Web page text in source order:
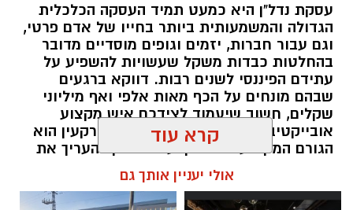
עסקת נדל"ן היא כמעט תמיד העסקה הכלכלית
הגדולה והמשמעותית ביותר בחייו של אדם פרטי,
וגם עבור חברות, יזמים וגופים מוסדיים מדובר
בהחלטות כבדות משקל שעשויות להשפיע על
עתידם הפיננסי לשנים רבות. דווקא ברגעים
שבהם מונחים על הכף מאות אלפי ואף מיליוני
שקלים, חשוב שיעמוד לצידכם איש מקצוע
אובייקטיבי, מוסמך ומנוסה. שמאי מקרקעין הוא
הגורם המקצועי המוסמך על פי חוק להעריך את
שווי של נכסי מקרקעין, והוא זה שמעניק לכם את
הביטחון לקבל החלטות מבוססות, שקולות
ובטוחות.
קרא עוד
אולי יעניין אותך גם